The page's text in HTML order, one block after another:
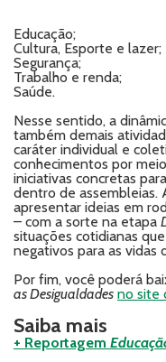
Educação;
Cultura, Esporte e lazer;
Segurança;
Trabalho e renda;
Saúde.
Nesse sentido, a
também demais
caráter individual e
conhecimentos por
iniciativas concretas
dentro de assembleias.
apresentar ideias em
– com a sorte na etapa
situações cotidianas
negativos para as vidas
Por fim, você poderá
as Desigualdades no site
Saiba mais
+ Reportagem